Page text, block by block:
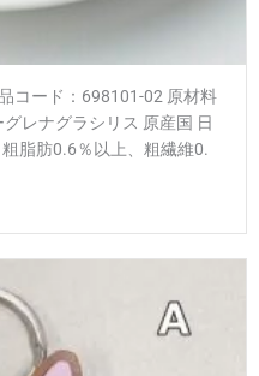
コード：698101-02 原材料
レナグラシリス 原産国 日
脂肪0.6％以上、粗繊維0.